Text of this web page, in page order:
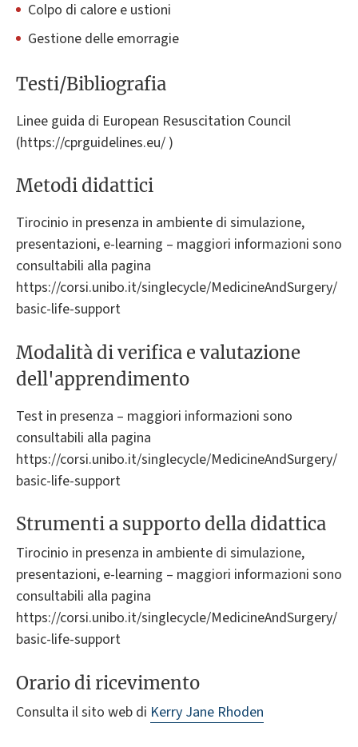
Colpo di calore e ustioni
Gestione delle emorragie
Testi/Bibliografia
Linee guida di European Resuscitation Council
(https://cprguidelines.eu/ )
Metodi didattici
Tirocinio in presenza in ambiente di simulazione,
presentazioni, e-learning – maggiori informazioni sono
consultabili alla pagina
https://corsi.unibo.it/singlecycle/MedicineAndSurgery/
basic-life-support
Modalità di verifica e valutazione
dell'apprendimento
Test in presenza – maggiori informazioni sono
consultabili alla pagina
https://corsi.unibo.it/singlecycle/MedicineAndSurgery/
basic-life-support
Strumenti a supporto della didattica
Tirocinio in presenza in ambiente di simulazione,
presentazioni, e-learning – maggiori informazioni sono
consultabili alla pagina
https://corsi.unibo.it/singlecycle/MedicineAndSurgery/
basic-life-support
Orario di ricevimento
Consulta il sito web di Kerry Jane Rhoden